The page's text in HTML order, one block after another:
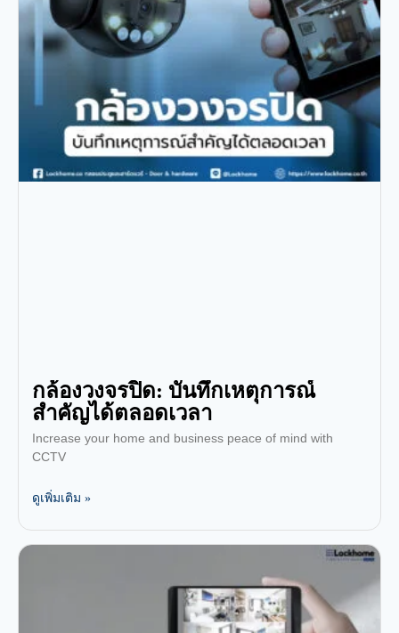
กล้องวงจรปิด: บันทึกเหตุการณ์
สำคัญได้ตลอดเวลา
Increase your home and business peace of mind with
CCTV
ดูเพิ่มเติม »